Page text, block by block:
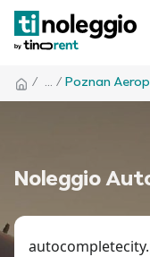
/ ... / Poznan
Noleggio